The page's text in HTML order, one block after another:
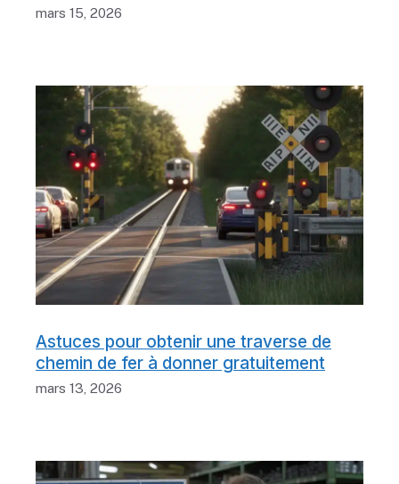
mars 15, 2026
Astuces pour obtenir une traverse de
chemin de fer à donner gratuitement
mars 13, 2026